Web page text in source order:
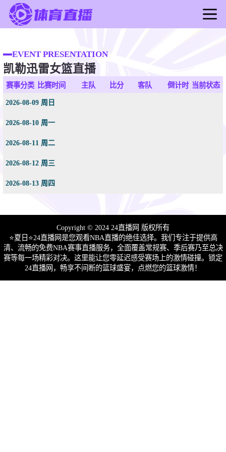
足球直播
篮球直播
足球录像
篮球新闻
EVENT PRESENTATION
凯勒迅雷女篮直播
赛事分类 比赛时间 主队 比分 客队 倒计时 当前状态
2026-08-09 周日
2026-08-10 周一
2026-08-11 周二
2026-08-12 周三
2026-08-13 周四
Copyright © 2024 24直播网 版权所有
⭐️夏日⭐24直播网是您观看NBA直播的绝佳选择。我们专注于提供高
清、流畅的免费NBA赛事直播服务，全面覆盖常规赛、季后赛乃至总决
赛等每一场精彩对决。这里能让您零延迟感受赛场上的激情碰撞。锁定
24直播网，畅享不间断的篮球盛宴，点燃您的篮球激情！